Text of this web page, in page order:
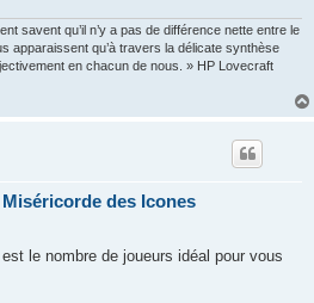
savent qu’il n’y a pas de différence nette entre le
apparaissent qu’à travers la délicate synthèse
en chacun de nous. » HP Lovecraft
des Icones
le nombre de joueurs idéal pour vous